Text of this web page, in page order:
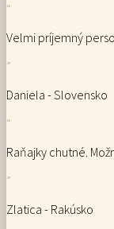
“
Velmi príjemný
”
Daniela - Slovensko
“
Raňajky chutné.
”
Zlatica - Rakúsko